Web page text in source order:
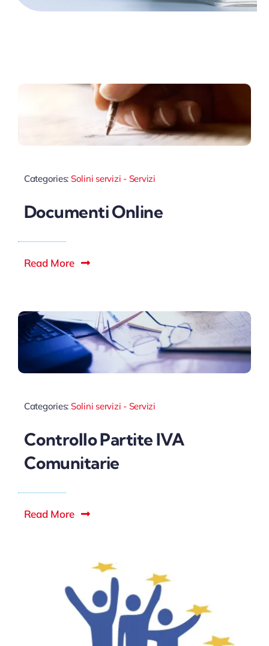
Categories: Solini servizi - Servizi
Documenti Online
Read More
Categories: Solini servizi - Servizi
Controllo Partite IVA
Comunitarie
Read More